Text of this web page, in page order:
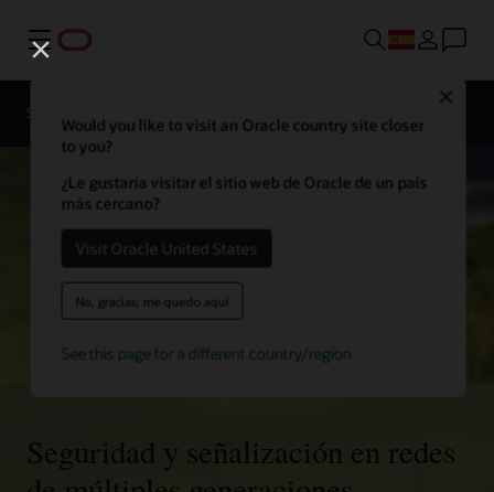
Menú
Would you like to visit an Oracle country site closer
to you?
¿Le gustaría visitar el sitio web de Oracle de un país
más cercano?
Visit Oracle United States
No, gracias; me quedo aquí
See this page for a different country/region
Soluciones
Seguridad y señalización en redes